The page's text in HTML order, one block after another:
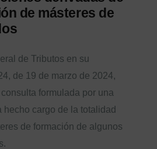
de másteres de
de Tributos en su
de 19 de marzo de 2024,
formulada por una
hecho cargo de la totalidad
de formación de algunos